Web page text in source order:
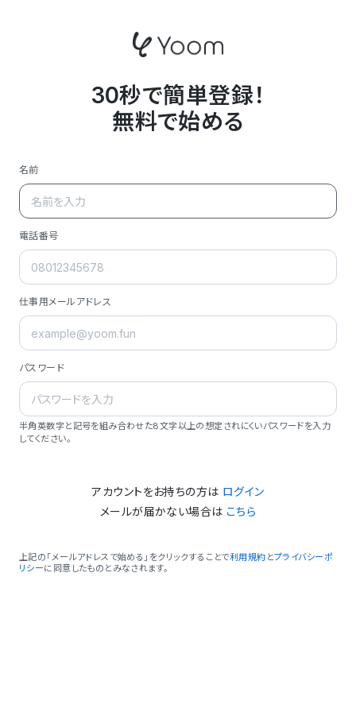
30秒で簡単登録！
無料で始める
名前
電話番号
仕事用メールアドレス
パスワード
半角英数字と記号を組み合わせた8文字以上の想定されにくいパスワードを入力
してください。
アカウントをお持ちの方は ログイン
メールが届かない場合は こちら
上記の「メールアドレスで始める」をクリックすることで利用規約 とプライバシーポ
リシーに同意したものとみなされます。